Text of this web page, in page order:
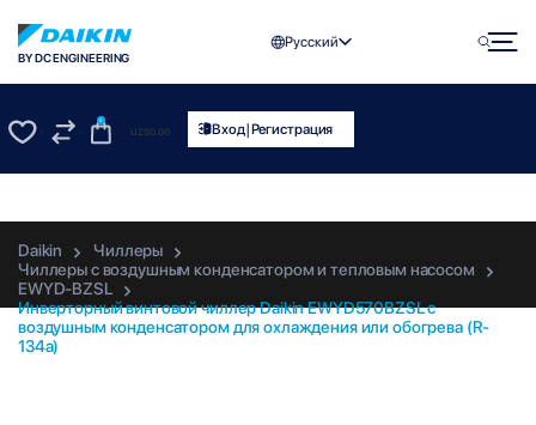
BY DC ENGINEERING
Русский
0
UZS0.00 Вход|Регистрация
Daikin
Чиллеры
Чиллеры с воздушным конденсатором и тепловым насосом
EWYD-BZSL
Инверторный винтовой чиллер Daikin EWYD570BZSL с
воздушным конденсатором для охлаждения или обогрева (R-
134a)